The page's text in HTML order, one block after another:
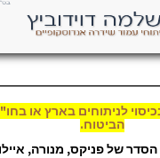
לניתוחים בארץ או
הביטוח.
הסדר של פניקס, מנורה,